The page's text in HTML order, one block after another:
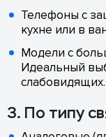
Телефоны с
кухне или в
Модели с
Идеальный
слабовидящих.
3. По типу